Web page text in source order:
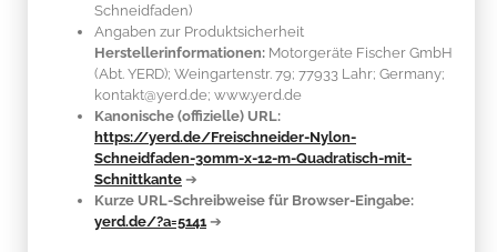
Schneidfaden)
Angaben zur Produktsicherheit
Herstellerinformationen: Motorgeräte Fischer GmbH
(Abt. YERD); Weingartenstr. 79; 77933 Lahr; Germany;
kontakt@yerd.de; www.yerd.de
Kanonische (offizielle) URL:
https://yerd.de/Freischneider-Nylon-
Schneidfaden-30mm-x-12-m-Quadratisch-mit-
Schnittkante ➔
Kurze URL-Schreibweise für Browser-Eingabe:
yerd.de/?a=5141 ➔